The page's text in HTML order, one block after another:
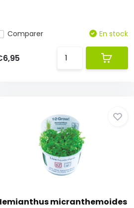
Comparer En stock
micranthemoides